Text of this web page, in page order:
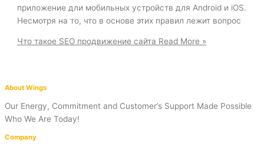
приложение дли мобильных устройств для Android и iOS.
Несмотря на то, что в основе этих правил лежит вопрос
Что такое SEO продвижение сайта Read More »
About Wings
Our Energy, Commitment and Customer’s Support Made Possible
Who We Are Today!
Company